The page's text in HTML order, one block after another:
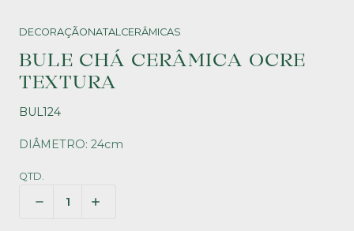
DECORAÇÃONATALCERÂMICAS
BULE CHÁ CERÂMICA OCRE
TEXTURA
BUL124
DIÂMETRO: 24cm
QTD.